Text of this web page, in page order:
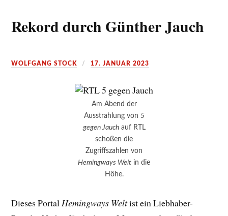
Rekord durch Günther Jauch
WOLFGANG STOCK 17. JANUAR 2023
Am Abend der
Ausstrahlung von 5
gegen Jauchauf RTL
schoßen die
Zugriffszahlen von
Hemingways Welt in die
Höhe.
Dieses PortalHemingways Weltist ein Liebhaber-